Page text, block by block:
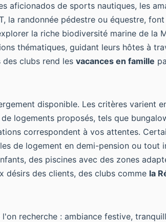
aficionados de sports nautiques, les
la randonnée pédestre ou équestre,
la riche biodiversité marine de la
thématiques, guidant leurs hôtes à
clubs rend les vacances en famille
disponible. Les critères varient
logements proposés, tels que
correspondent à vos attentes.
de logement en demi-pension ou tout
des piscines avec des zones
désirs des clients, des clubs comme la
recherche : ambiance festive,